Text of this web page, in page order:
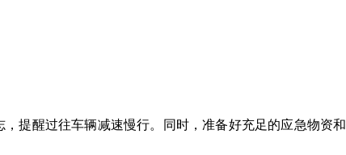
提醒过往车辆减速慢行。同时，准备好充足的应急物资